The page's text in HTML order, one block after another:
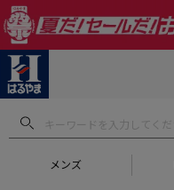
メンズ